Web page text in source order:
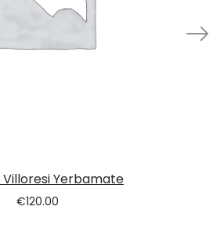
Villoresi Yerbamate
€120.00